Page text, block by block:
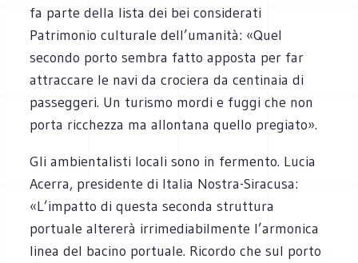
fa parte della lista dei bei considerati
Patrimonio culturale dell’umanità: «Quel
secondo porto sembra fatto apposta per far
attraccare le navi da crociera da centinaia di
passeggeri. Un turismo mordi e fuggi che non
porta ricchezza ma allontana quello pregiato».
Gli ambientalisti locali sono in fermento. Lucia
Acerra, presidente di Italia Nostra-Siracusa:
«L’impatto di questa seconda struttura
portuale altererà irrimediabilmente l’armonica
linea del bacino portuale. Ricordo che sul porto